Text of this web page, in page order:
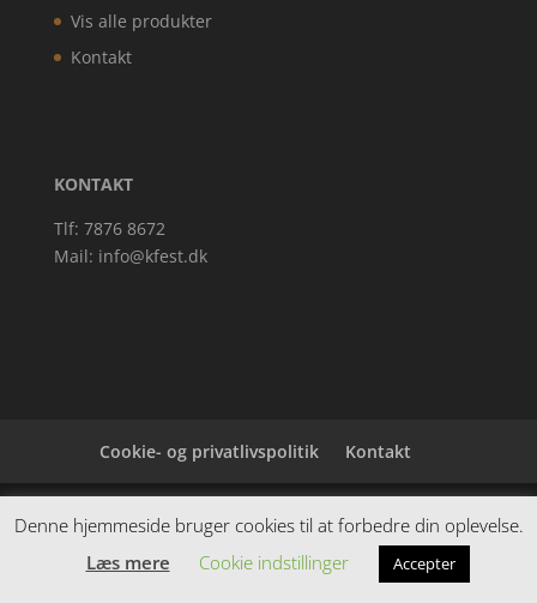
Vis alle produkter
Kontakt
KONTAKT
Tlf: 7876 8672
Mail: info@kfest.dk
Cookie- og privatlivspolitik Kontakt
Denne hjemmeside samler et bredt udvalg af
spændende varer. Siden er et affiiliatesite, og nogle
links kan være affiliatelinks.
Denne hjemmeside bruger cookies til at forbedre din oplevelse.
Læs mere
Cookie indstillinger Accepter